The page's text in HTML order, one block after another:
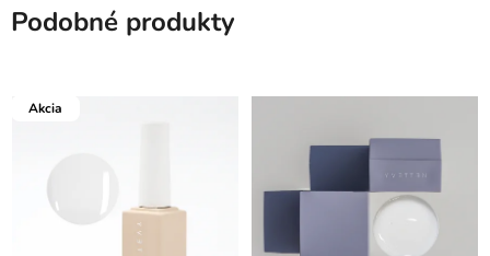
Podobné produkty
Akcia